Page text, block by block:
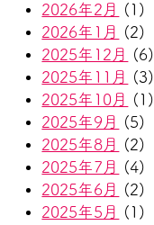
2026年2月
(1)
2026年1月
(2)
2025年12月
(6)
2025年11月
(3)
2025年10月
(1)
2025年9月
(5)
2025年8月
(2)
2025年7月
(4)
2025年6月
(2)
2025年5月
(1)